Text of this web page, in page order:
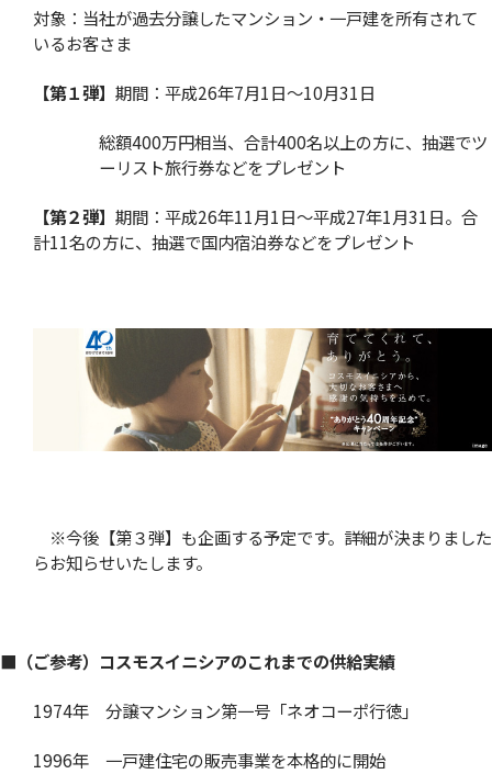
対象：当社が過去分譲したマンション・一戸建を所有されて
いるお客さま
【第１弾】 期間：平成26年7月1日〜10月31日
総額400万円相当、合計400名以上の方に、抽選でツ
ーリスト旅行券などをプレゼント
【第２弾】 期間：平成26年11月1日〜平成27年1月31日。合
計11名の方に、抽選で国内宿泊券などをプレゼント
※今後【第３弾】も企画する予定です。詳細が決まりました
らお知らせいたします。
■（ご参考）コスモスイニシアのこれまでの供給実績
1974年 分譲マンション第一号「ネオコーポ行徳」
1996年 一戸建住宅の販売事業を本格的に開始